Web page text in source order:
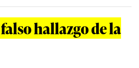
hallazgo de la